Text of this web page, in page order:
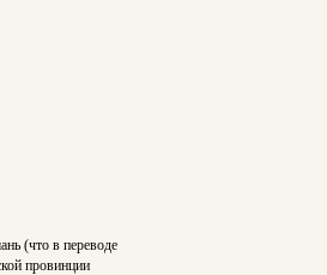
(что в переводе
провинции